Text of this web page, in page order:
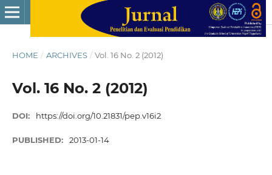
HOME / ARCHIVES / Vol. 16 No. 2 (2012)
Vol. 16 No. 2 (2012)
DOI: https://doi.org/10.21831/pep.v16i2
PUBLISHED: 2013-01-14